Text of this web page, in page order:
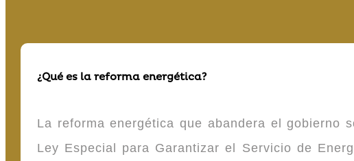
¿Qué es la reforma energética?
La reforma energética que abandera el gobierno
Ley Especial para Garantizar el Servicio de